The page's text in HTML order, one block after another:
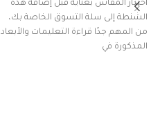
اختيار المقاس بعناية قبل إضافة هذه
الشنطة إلى سلة التسوق الخاصة بك،
من المهم جدًا قراءة التعليمات والأبعاد
المذكورة في